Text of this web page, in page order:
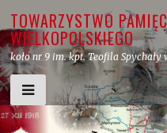
Skip
to
content
TOWARZYSTWO
WIELKOPOLSKIEGO
koło nr 9 im. kpt. Teofila Spychały